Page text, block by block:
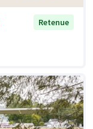
Retenue